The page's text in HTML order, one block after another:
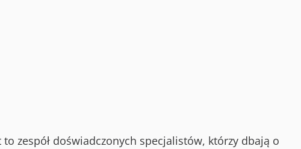
zespół doświadczonych specjalistów, którzy dbają o